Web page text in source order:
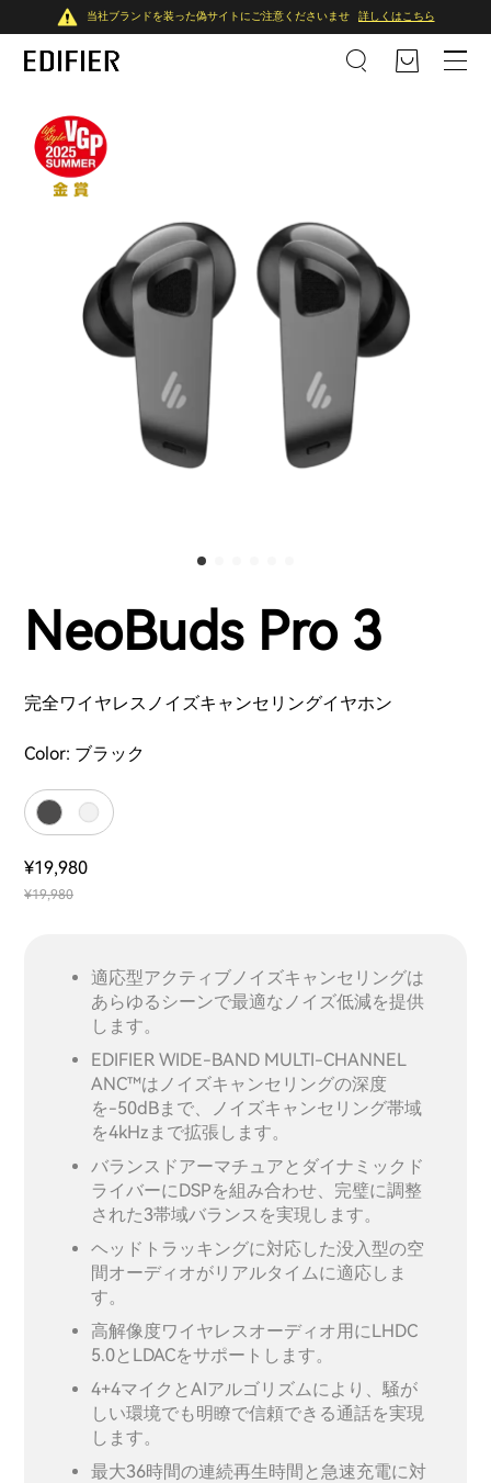
当社ブランドを装った偽サイトにご注意くださいませ 詳しくはこちら
NeoBuds Pro 3
完全ワイヤレスノイズキャンセリングイヤホン
Color: ブラック
¥19,980
¥19,980
適応型アクティブノイズキャンセリングは
あらゆるシーンで最適なノイズ低減を提供
します。
EDIFIER WIDE-BAND MULTI-CHANNEL
ANC™はノイズキャンセリングの深度
を-50dBまで、ノイズキャンセリング帯域
を4kHzまで拡張します。
バランスドアーマチュアとダイナミックド
ライバーにDSPを組み合わせ、完璧に調整
された3帯域バランスを実現します。
ヘッドトラッキングに対応した没入型の空
間オーディオがリアルタイムに適応しま
す。
高解像度ワイヤレスオーディオ用にLHDC
5.0とLDACをサポートします。
4+4マイクとAIアルゴリズムにより、騒が
しい環境でも明瞭で信頼できる通話を実現
します。
最大36時間の連続再生時間と急速充電に対